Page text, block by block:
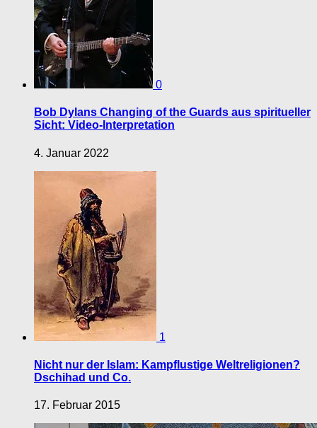
0
Bob Dylans Changing of the Guards aus spiritueller
Sicht: Video-Interpretation
4. Januar 2022
1
Nicht nur der Islam: Kampflustige Weltreligionen?
Dschihad und Co.
17. Februar 2015